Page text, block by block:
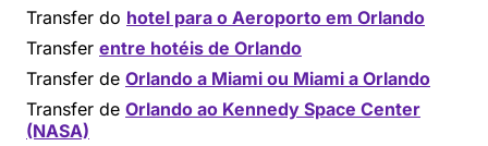
Transfer do hotel para o Aeroporto em Orlando
Transfer entre hotéis de Orlando
Transfer de Orlando a Miami ou Miami a Orlando
Transfer de Orlando ao Kennedy Space Center
(NASA)